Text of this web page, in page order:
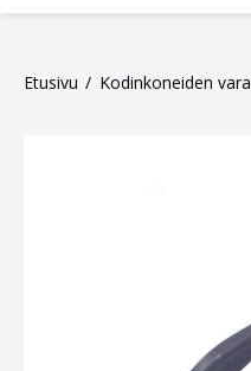
Etusivu Kodinkoneiden